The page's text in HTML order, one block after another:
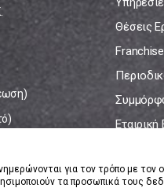
Θέσεις
Franchise
Εταιρική
για τον τρόπο με τον
τα προσωπικά τους